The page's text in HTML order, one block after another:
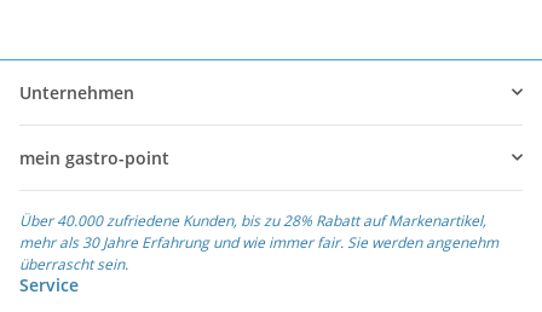
Unternehmen
mein gastro-point
Über 40.000 zufriedene Kunden, bis zu 28% Rabatt auf Markenartikel,
mehr als 30 Jahre Erfahrung und wie immer fair. Sie werden angenehm
überrascht sein.
Service